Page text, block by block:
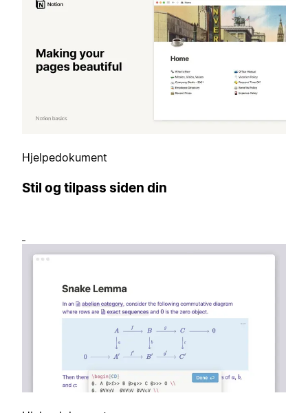
Hjelpedokument
Stil og tilpass siden din